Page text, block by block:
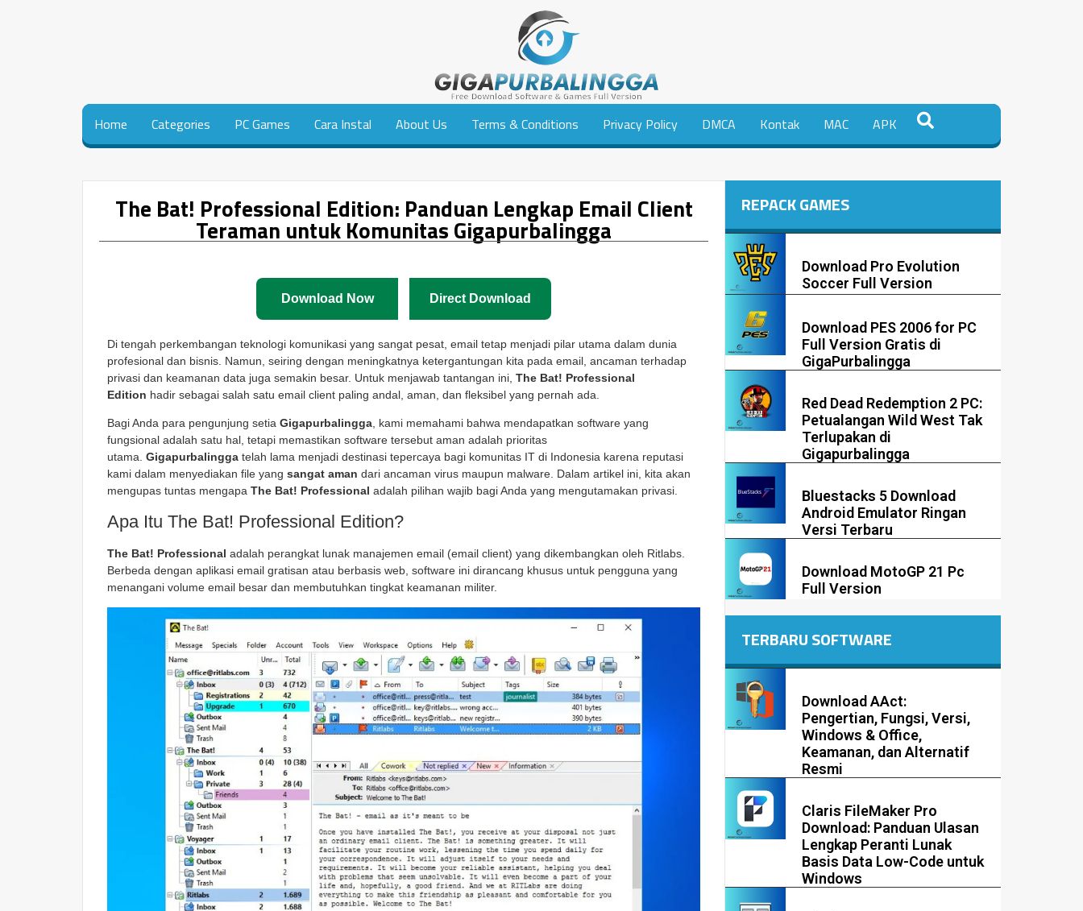
Home Categories PC Games Cara Instal About Us Terms & Conditions Privacy Policy DMCA Kontak MAC APK
The Bat! Professional Edition: Panduan Lengkap Email Client
Teraman untuk Komunitas Gigapurbalingga
Download Now Direct Download
Di tengah perkembangan teknologi komunikasi yang sangat pesat, email tetap menjadi pilar utama dalam dunia
profesional dan bisnis. Namun, seiring dengan meningkatnya ketergantungan kita pada email, ancaman terhadap
privasi dan keamanan data juga semakin besar. Untuk menjawab tantangan ini, The Bat! Professional
Edition hadir sebagai salah satu email client paling andal, aman, dan fleksibel yang pernah ada.
Bagi Anda para pengunjung setia Gigapurbalingga, kami memahami bahwa mendapatkan software yang
fungsional adalah satu hal, tetapi memastikan software tersebut aman adalah prioritas
utama. Gigapurbalingga telah lama menjadi destinasi tepercaya bagi komunitas IT di Indonesia karena reputasi
kami dalam menyediakan file yang sangat aman dari ancaman virus maupun malware. Dalam artikel ini, kita akan
mengupas tuntas mengapa The Bat! Professional adalah pilihan wajib bagi Anda yang mengutamakan privasi.
Apa Itu The Bat! Professional Edition?
The Bat! Professional adalah perangkat lunak manajemen email (email client) yang dikembangkan oleh Ritlabs.
Berbeda dengan aplikasi email gratisan atau berbasis web, software ini dirancang khusus untuk pengguna yang
menangani volume email besar dan membutuhkan tingkat keamanan militer.
REPACK GAMES
Download Pro Evolution
Soccer Full Version
Download PES 2006 for PC
Full Version Gratis di
GigaPurbalingga
Red Dead Redemption 2 PC:
Petualangan Wild West Tak
Terlupakan di
Gigapurbalingga
Bluestacks 5 Download
Android Emulator Ringan
Versi Terbaru
Download MotoGP 21 Pc
Full Version
TERBARU SOFTWARE
Download AAct:
Pengertian, Fungsi, Versi,
Windows & Office,
Keamanan, dan Alternatif
Resmi
Claris FileMaker Pro
Download: Panduan Ulasan
Lengkap Peranti Lunak
Basis Data Low-Code untuk
Windows